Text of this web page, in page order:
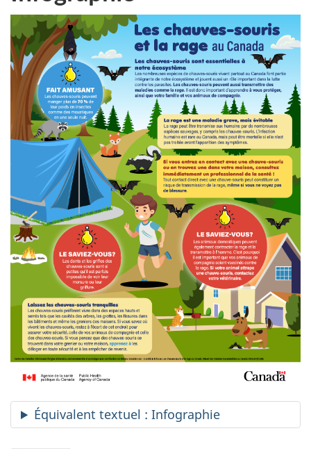
Équivalent textuel : Infographie